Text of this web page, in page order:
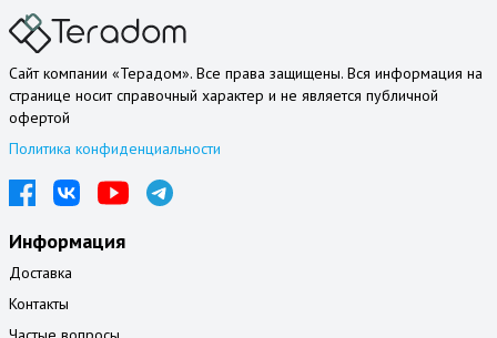
Сайт компании «Терадом». Все права защищены. Вся информация на
странице носит справочный характер и не является публичной
офертой
Политика конфиденциальности
Информация
Доставка
Контакты